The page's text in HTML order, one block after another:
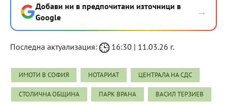
Добави ни в предпочитани източници в
Google
→
Последна актуализация: 16:30 | 11.03.26 г.
ИМОТИ В СОФИЯ НОТАРИАТ ЦЕНТРАЛА НА СДС
СТОЛИЧНА ОБЩИНА ПАРК ВРАНА ВАСИЛ ТЕРЗИЕВ